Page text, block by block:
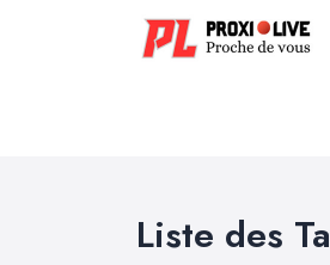
Liste des